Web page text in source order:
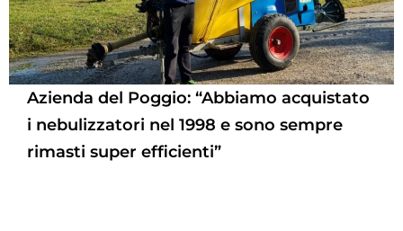
Azienda del Poggio: “Abbiamo acquistato
i nebulizzatori nel 1998 e sono sempre
rimasti super efficienti”